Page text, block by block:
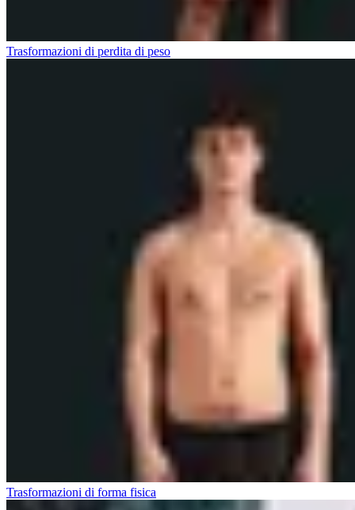
Trasformazioni di perdita di peso
Trasformazioni di forma fisica